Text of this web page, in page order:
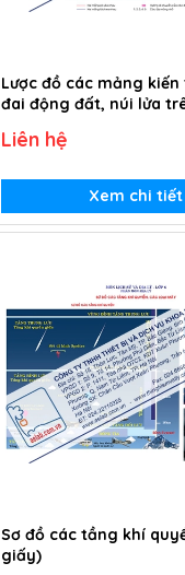
Lược đồ các mảng
đai động đất, núi lửa
Liên hệ
Xem chi tiết
Sơ đồ các tầng khí
giấy)